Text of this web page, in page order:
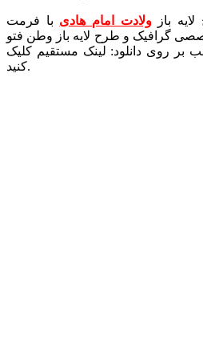
بازولادت امام هادی با فرمت psd و
گرافیک و طرح لایه باز وطن فتو
بر روی دانلود: لینک مستقیم کلیک
کنید.